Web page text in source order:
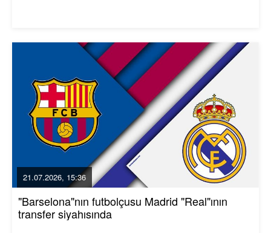
21.07.2026, 15:36
"Barselona"nın futbolçusu Madrid "Real"ının
transfer siyahısında